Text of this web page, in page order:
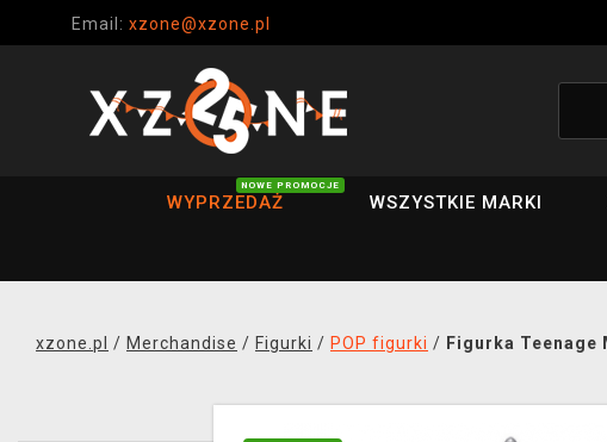
Email: xzone@xzone.pl
WYPRZEDAŻ
NOWE PROMOCJE
WSZYSTKIE MARKI
xzone.pl / Merchandise / Figurki / POP figurki / Figurka Teenage